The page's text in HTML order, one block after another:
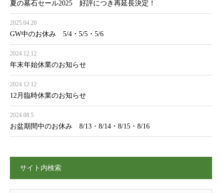
夏の墓石セール2025 好評につき再延長決定！
2025.04.20
GW中のお休み 5/4・5/5・5/6
2024.12.12
年末年始休業のお知らせ
2024.12.12
12月臨時休業のお知らせ
2024.08.5
お盆期間中のお休み 8/13・8/14・8/15・8/16
サイト内検索